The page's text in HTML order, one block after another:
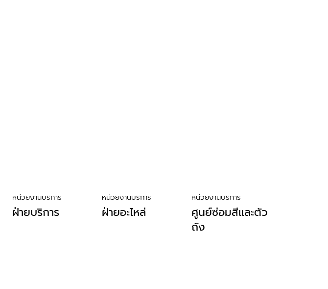
หน่วยงานบริการ
ฝ่ายบริการ
หน่วยงานบริการ
ฝ่ายอะไหล่
หน่วยงานบริการ
ศูนย์ซ่อมสีและตัว
ถัง